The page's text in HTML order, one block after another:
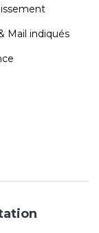
Mail indiqués